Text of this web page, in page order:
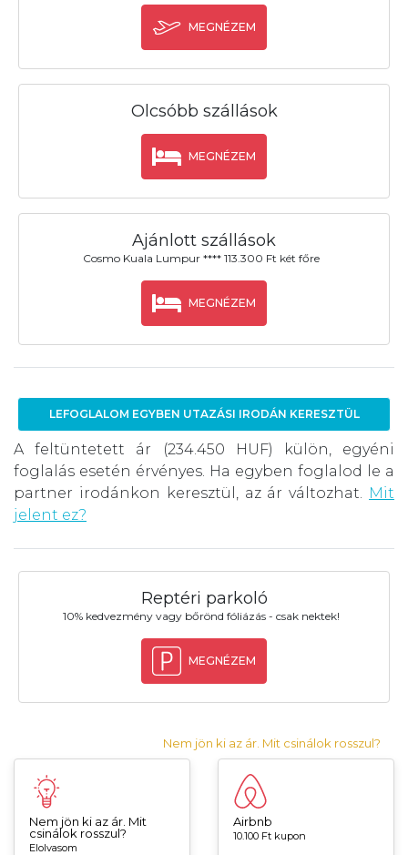
MEGNÉZEM
Olcsóbb szállások
MEGNÉZEM
Ajánlott szállások
Cosmo Kuala Lumpur **** 113.300 Ft két főre
MEGNÉZEM
LEFOGLALOM EGYBEN UTAZÁSI IRODÁN KERESZTÜL
A feltüntetett ár (234.450 HUF) külön, egyéni
foglalás esetén érvényes. Ha egyben foglalod le a
partner irodánkon keresztül, az ár változhat.
Mit
jelent ez?
Reptéri parkoló
10% kedvezmény vagy bőrönd fóliázás - csak nektek!
MEGNÉZEM
Nem jön ki az ár. Mit csinálok rosszul?
Nem jön ki az ár. Mit
csinálok rosszul?
Elolvasom
Airbnb
10.100 Ft kupon